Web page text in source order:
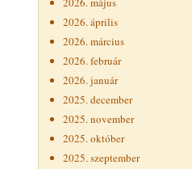
2026. április
2026. március
2026. február
2026. január
2025. december
2025. november
2025. október
2025. szeptember